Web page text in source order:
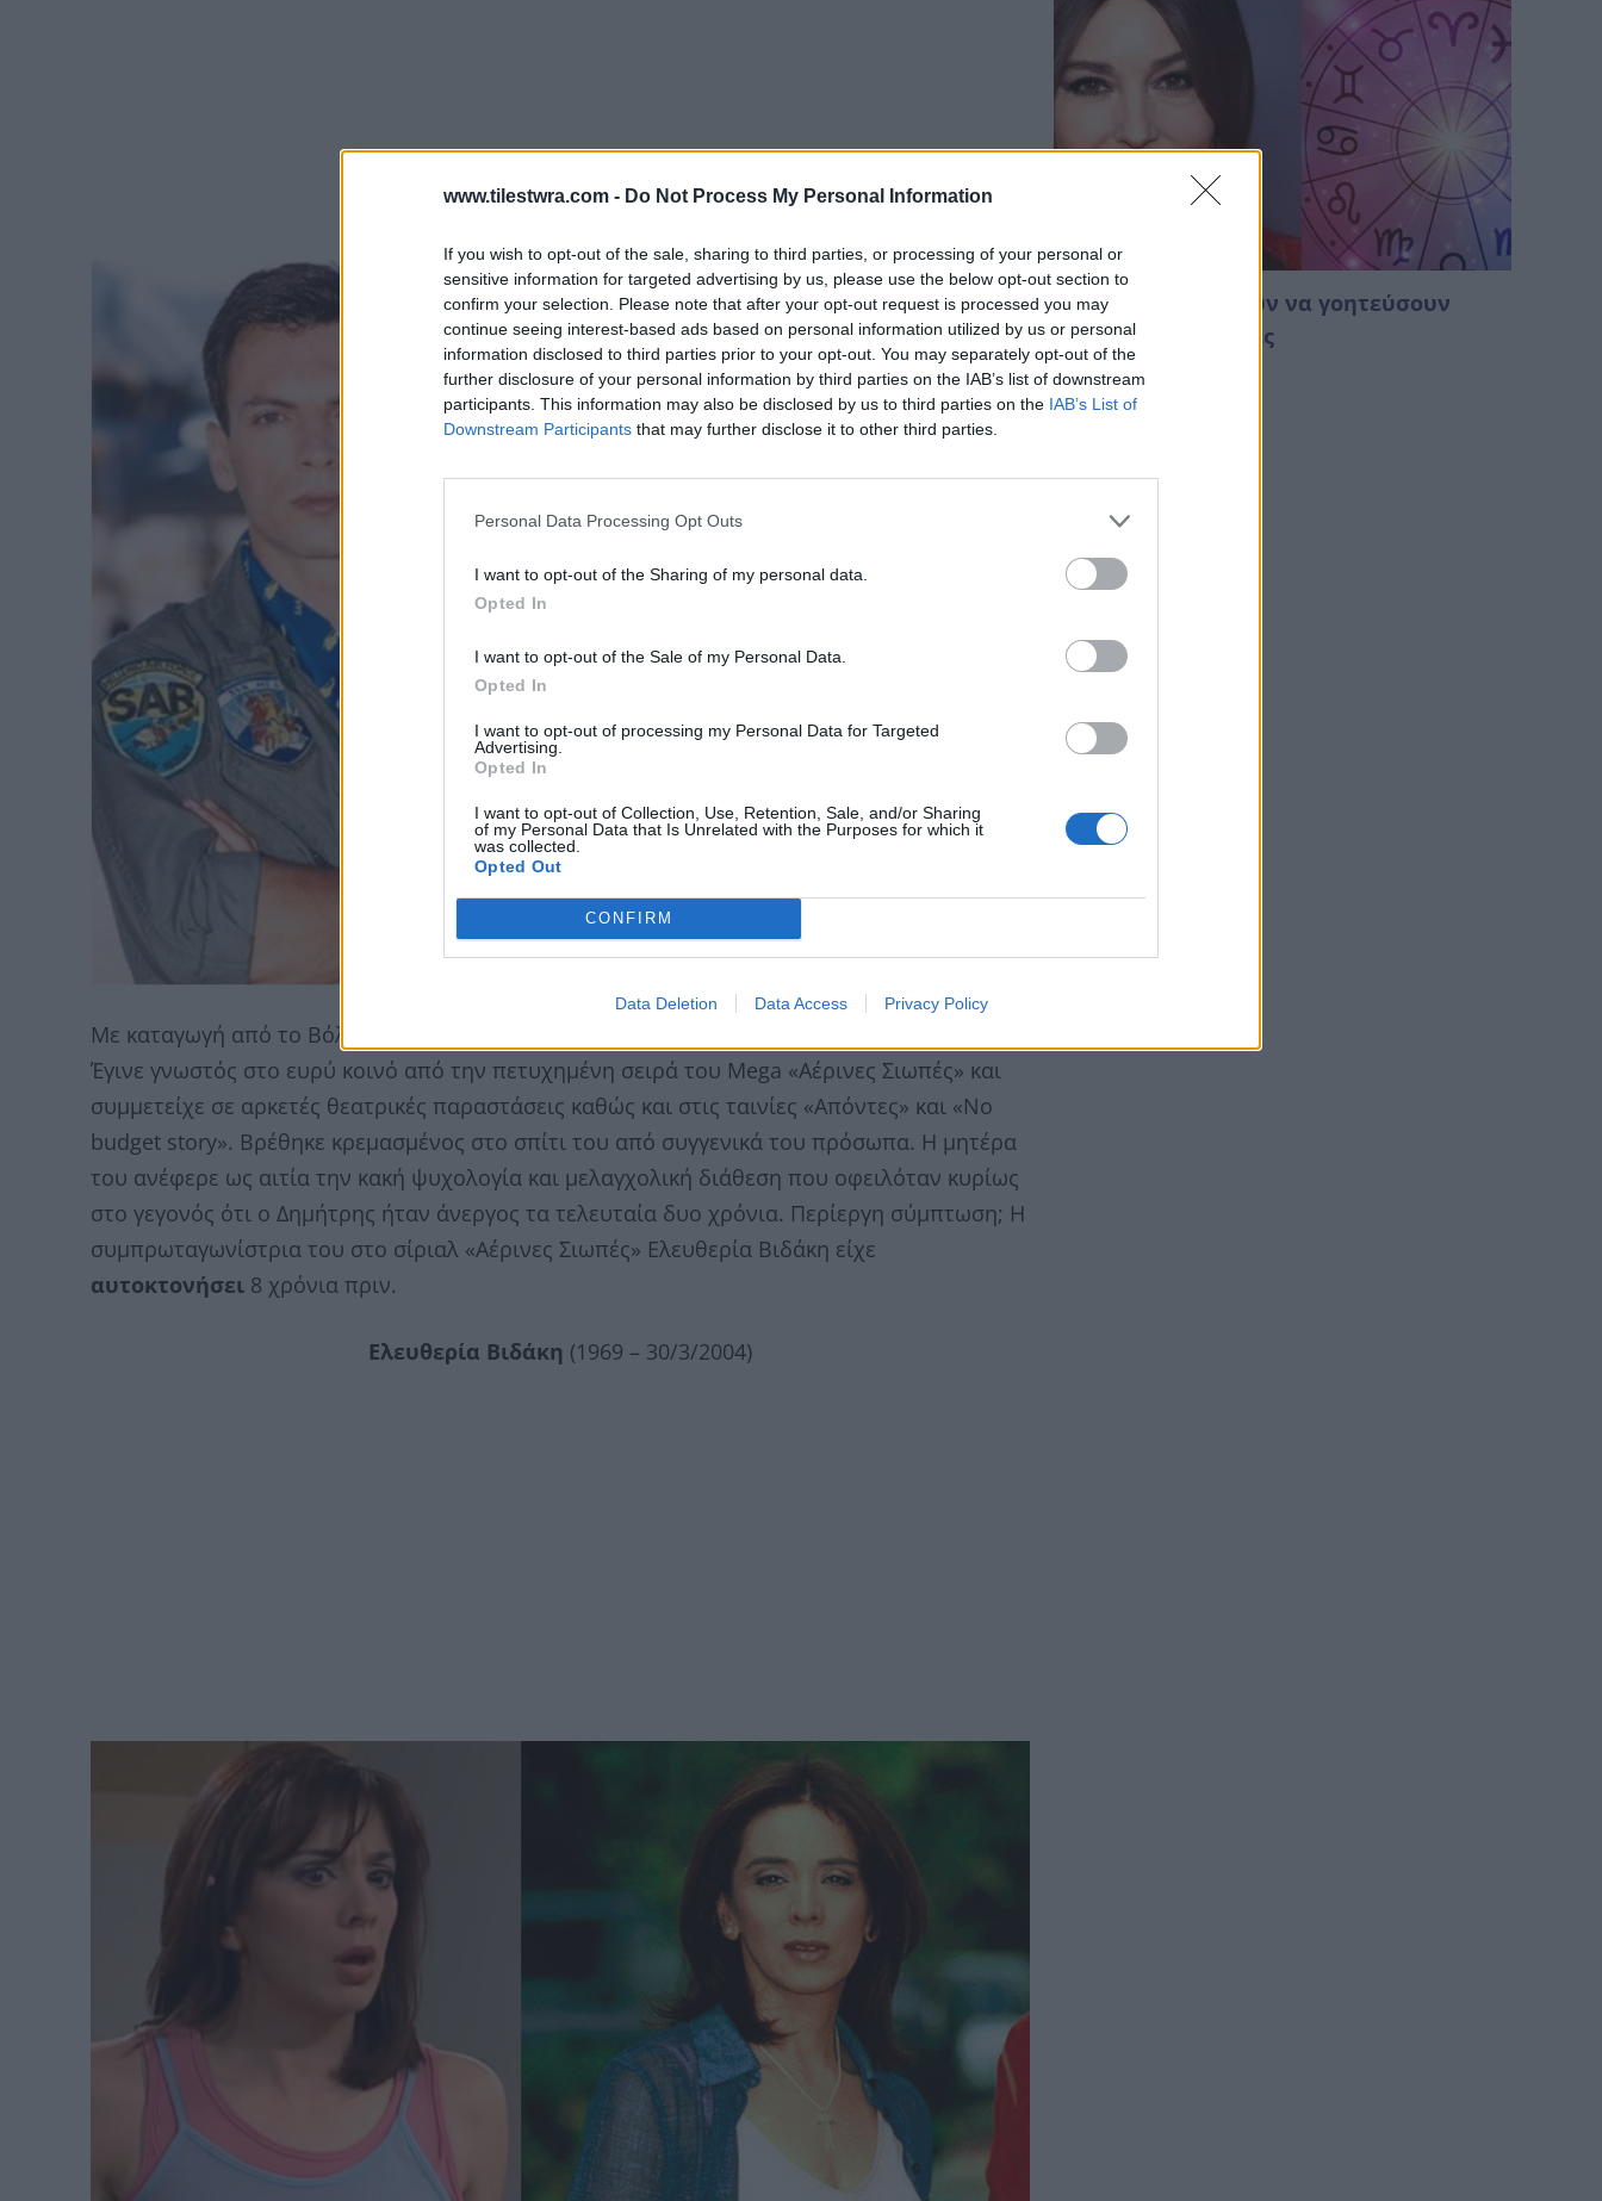
www.tilestwra.com - Do Not Process My Personal Information
If you wish to opt-out of the sale, sharing to third parties, or processing of your personal or
sensitive information for targeted advertising by us, please use the below opt-out section to
confirm your selection. Please note that after your opt-out request is processed you may
continue seeing interest-based ads based on personal information utilized by us or personal
information disclosed to third parties prior to your opt-out. You may separately opt-out of the
further disclosure of your personal information by third parties on the IAB’s list of downstream
participants. This information may also be disclosed by us to third parties on the IAB’s List of
Downstream Participants that may further disclose it to other third parties.
Personal Data Processing Opt Outs
I want to opt-out of the Sharing of my personal data.
Opted In
I want to opt-out of the Sale of my Personal Data.
Opted In
I want to opt-out of processing my Personal Data for Targeted
Advertising.
Opted In
I want to opt-out of Collection, Use, Retention, Sale, and/or Sharing
of my Personal Data that Is Unrelated with the Purposes for which it
was collected.
Opted Out
CONFIRM
Data Deletion Data Access Privacy Policy
Με καταγωγή από το Βόλο. Αποφοίτησε από το θέατρο Τέχνης, δεύτερος σε βαθμολογία.
Έγινε γνωστός στο ευρύ κοινό από την πετυχημένη σειρά του Mega «Αέρινες Σιωπές» και
συμμετείχε σε αρκετές θεατρικές παραστάσεις καθώς και στις ταινίες «Απόντες» και «No
budget story». Βρέθηκε κρεμασμένος στο σπίτι του από συγγενικά του πρόσωπα. Η μητέρα
του ανέφερε ως αιτία την κακή ψυχολογία και μελαγχολική διάθεση που οφειλόταν κυρίως
στο γεγονός ότι ο Δημήτρης ήταν άνεργος τα τελευταία δυο χρόνια. Περίεργη σύμπτωση; Η
συμπρωταγωνίστρια του στο σίριαλ «Αέρινες Σιωπές» Ελευθερία Βιδάκη είχε
αυτοκτονήσει 8 χρόνια πριν.
Ελευθερία Βιδάκη (1969 – 30/3/2004)
Ποια ζώδια μπορούν να γοητεύσουν
μέχρι και τις πέτρες